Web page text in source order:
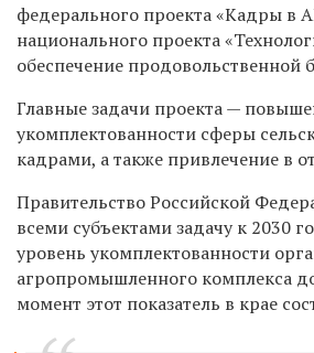
федерального проекта «Кадры в
национального проекта
обеспечение продовольственной
Главные задачи проекта —
укомплектованности сферы
кадрами, а также привлечение в
Правительство Российской
всеми субъектами задачу к 2030
уровень укомплектованности
агропромышленного комплекса
момент этот показатель в крае